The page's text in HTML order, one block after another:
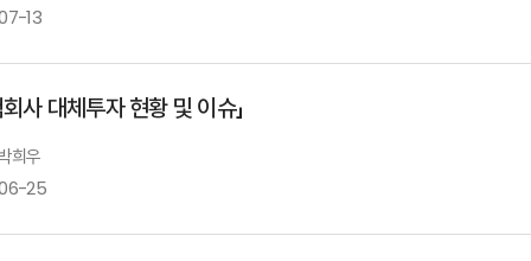
송윤아 연구위원
13
회사 대체투자 현황 및 이슈」
희우
25